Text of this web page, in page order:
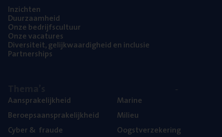
Inzich­ten
Duur­zaam­heid
Onze bedrijfs­cul­tuur
Onze vaca­tu­res
Diver­si­teit, gelijk­waar­dig­heid en inclusie
Part­ner­ships
Aan­spra­ke­lijk­heid
Beroeps­aan­spra­ke­lijk­heid
Cyber& fraude
Mari­ne
Mili­eu
Oogst­ver­ze­ke­ring